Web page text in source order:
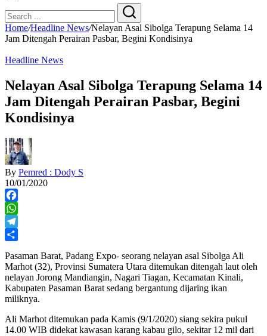
Search
Search
Home/Headline News/Nelayan Asal Sibolga Terapung Selama 14
Jam Ditengah Perairan Pasbar, Begini Kondisinya
Headline News
Nelayan Asal Sibolga Terapung Selama 14
Jam Ditengah Perairan Pasbar, Begini
Kondisinya
By Pemred : Dody S
10/01/2020
Facebook
WhatsApp
Telegram
Pasaman Barat, Padang Expo- seorang nelayan asal Sibolga Ali
Marhot (32), Provinsi Sumatera Utara ditemukan ditengah laut oleh
nelayan Jorong Mandiangin, Nagari Tiagan, Kecamatan Kinali,
Kabupaten Pasaman Barat sedang bergantung dijaring ikan
miliknya.
Ali Marhot ditemukan pada Kamis (9/1/2020) siang sekira pukul
14.00 WIB didekat kawasan karang kabau gilo, sekitar 12 mil dari